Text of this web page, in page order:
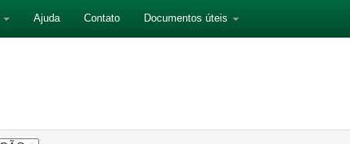
Ajuda Contato Documentos úteis